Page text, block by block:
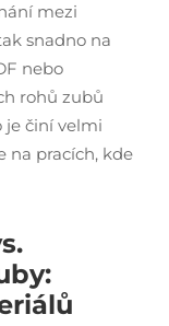
mezi
snadno na
nebo
rohů zubů
je činí velmi
na pracích, kde